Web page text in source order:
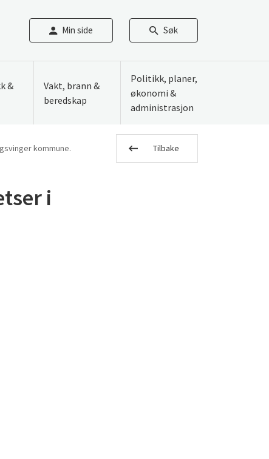
Min side Søk
&
Vakt, brann &
beredskap
Politikk, planer,
økonomi &
administrasjon
kommune. Tilbake
i